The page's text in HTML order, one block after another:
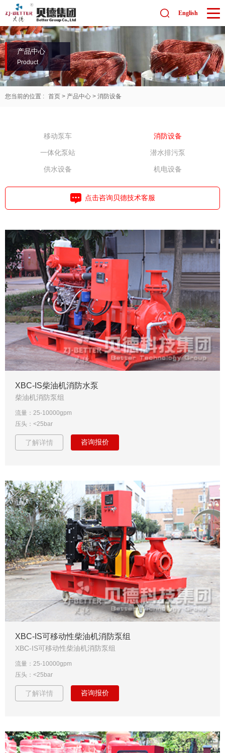
English
产品中心
Product
您当前的位置 : 首页 > 产品中心 > 消防设备
移动泵车 消防设备
一体化泵站 潜水排污泵
供水设备 机电设备
点击咨询贝德技术客服
XBC-IS柴油机消防水泵
柴油机消防泵组
流量：25-10000gpm
压头：<25bar
了解详情 咨询报价
XBC-IS可移动性柴油机消防泵组
XBC-IS可移动性柴油机消防泵组
流量：25-10000gpm
压头：<25bar
了解详情 咨询报价